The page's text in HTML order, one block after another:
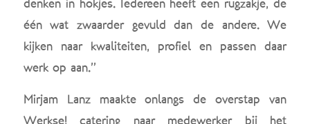
één wat zwaarder gevuld dan de andere. We
kijken naar kwaliteiten, profiel en passen daar
werk op aan.”
Mirjam Lanz maakte onlangs de overstap van